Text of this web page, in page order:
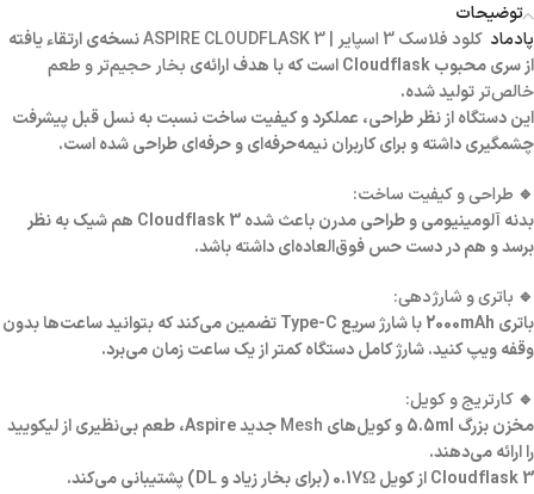
توضیحات
پادماد کلود فلاسک 3 اسپایر | ASPIRE CLOUDFLASK 3
نسخه‌ی ارتقاء یافته
از سری محبوب Cloudflask است که با هدف ارائه‌ی
بخار حجیم‌تر و طعم
خالص‌ترتولید شده.
این دستگاه از نظر طراحی، عملکرد و کیفیت ساخت نسبت به نسل قبل پیشرفت
چشمگیری داشته و برای کاربران نیمه‌حرفه‌ای و حرفه‌ای طراحی شده است.
🔹 طراحی و کیفیت ساخت:
بدنه آلومینیومی و طراحی مدرن باعث شده Cloudflask 3 هم شیک به نظر
برسد و هم در دست حس فوق‌العاده‌ای داشته باشد.
🔹 باتری و شارژدهی:
باتری 2000mAh با شارژ سریع Type-C تضمین می‌کند که بتوانید ساعت‌ها بدون
وقفه ویپ کنید. شارژ کامل دستگاه کمتر از یک ساعت زمان می‌برد.
🔹 کارتریج و کویل:
مخزن بزرگ 5.5ml و کویل‌های
Mesh
جدید Aspire، طعم بی‌نظیری از لیکویید
را ارائه می‌دهند.
Cloudflask 3 از کویل‌ 0.17Ω (برای بخار زیاد و DL) پشتیبانی می‌کند.